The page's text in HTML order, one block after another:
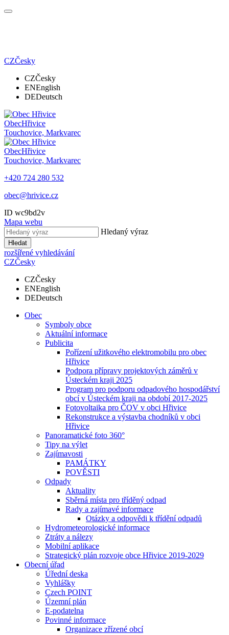
CZČesky
CZČesky
ENEnglish
DEDeutsch
ObecHřivice
Touchovice, Markvarec
ObecHřivice
Touchovice, Markvarec
+420 724 280 532
obec@hrivice.cz
ID wc9bd2v
Mapa webu
Hledaný výraz
Hledat
rozšířené vyhledávání
CZČesky
CZČesky
ENEnglish
DEDeutsch
Obec
Symboly obce
Aktuální informace
Publicita
Pořízení užitkového elektromobilu pro obec
Hřivice
Podpora přípravy projektových záměrů v
Ústeckém kraji 2025
Program pro podporu odpadového hospodářství
obcí v Ústeckém kraji na období 2017-2025
Fotovoltaika pro ČOV v obci Hřivice
Rekonstrukce a výstavba chodníků v obci
Hřivice
Panoramatické foto 360°
Tipy na výlet
Zajímavosti
PAMÁTKY
POVĚSTI
Odpady
Aktuality
Sběrná místa pro tříděný odpad
Rady a zajímavé informace
Otázky a odpovědi k třídění odpadů
Hydrometeorologické informace
Ztráty a nálezy
Mobilní aplikace
Strategický plán rozvoje obce Hřivice 2019-2029
Obecní úřad
Úřední deska
Vyhlášky
Czech POINT
Územní plán
E-podatelna
Povinné informace
Organizace zřízené obcí